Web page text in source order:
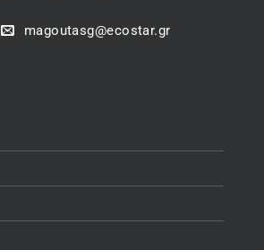
magoutasg@ecostar.gr